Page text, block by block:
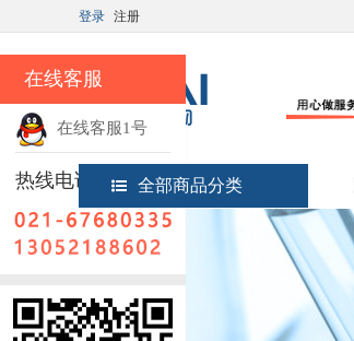
在线客服
在线客服1号
热线电话
登录 注册
全部商品分类